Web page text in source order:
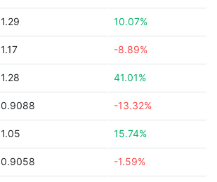
1.29 10.07%
1.17 -8.89%
1.28 41.01%
0.9088 -13.32%
1.05 15.74%
0.9058 -1.59%